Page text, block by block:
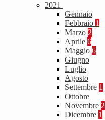
2021
Gennaio
Febbraio 1
Marzo 2
Aprile 6
Maggio 6
Giugno
Luglio
Agosto
Settembre 1
Ottobre
Novembre 2
Dicembre 1